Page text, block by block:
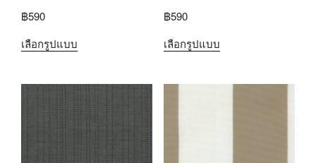
฿590
เลือกรูปแบบ
฿590
เลือกรูปแบบ